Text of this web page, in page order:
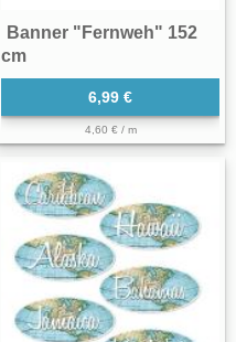
Banner "Fernweh" 152
cm
6,99 €
4,60 € / m